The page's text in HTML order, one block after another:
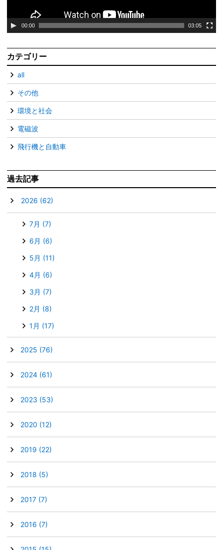
00:00 03:05
カテゴリー
all
その他
環境と社会
電磁波
飛行機と自動車
過去記事
2026 (62)
7月 (7)
6月 (6)
5月 (11)
4月 (6)
3月 (7)
2月 (8)
1月 (17)
2025 (76)
2024 (61)
2023 (53)
2020 (12)
2019 (22)
2018 (5)
2017 (7)
2016 (7)